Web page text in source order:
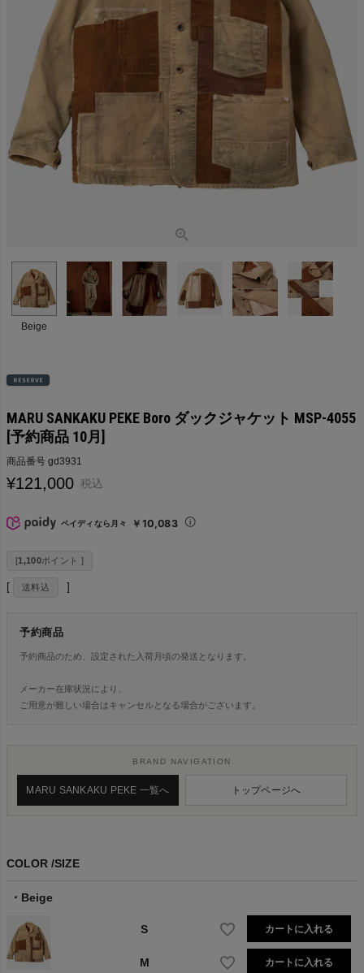
Beige
MARU SANKAKU PEKE Boro ダックジャケット MSP-4055
[予約商品 10月]
商品番号 gd3931
¥121,000 税込
ペイディなら月々 ￥10,083
[1,100ポイント ]
送料込
予約商品
予約商品のため、設定された入荷月頃の発送となります。
メーカー在庫状況により、
ご用意が難しい場合はキャンセルとなる場合がございます。
BRAND NAVIGATION
MARU SANKAKU PEKE 一覧へ トップページへ
COLOR SIZE
Beige
S カートに入れる
M カートに入れる